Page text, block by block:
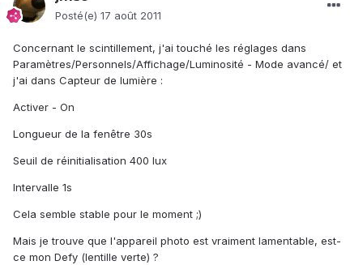
Posté(e) 17 août 2011
Concernant le scintillement, j'ai touché les réglages dans
Paramètres/Personnels/Affichage/Luminosité - Mode avancé/ et
j'ai dans Capteur de lumière :
Activer - On
Longueur de la fenêtre 30s
Seuil de réinitialisation 400 lux
Intervalle 1s
Cela semble stable pour le moment ;)
Mais je trouve que l'appareil photo est vraiment lamentable, est-
ce mon Defy (lentille verte) ?